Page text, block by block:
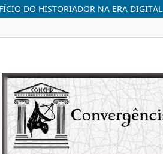
DO HISTORIADOR NA ERA DIGITAL